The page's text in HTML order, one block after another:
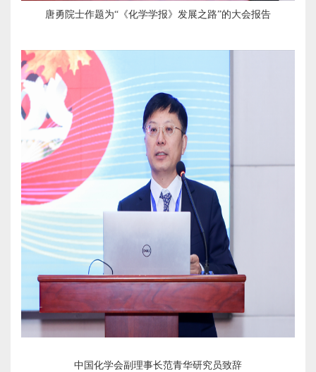
唐勇院士作题为“《化学学报》发展之路”的大会报告
中国化学会副理事长范青华研究员致辞